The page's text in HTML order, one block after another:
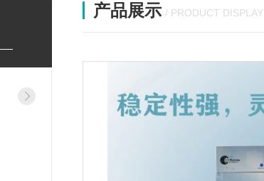
产品展示 / PRODUCT DISPLAY